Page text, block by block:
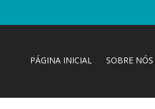
PÁGINA INICIAL SOBRE NÓS